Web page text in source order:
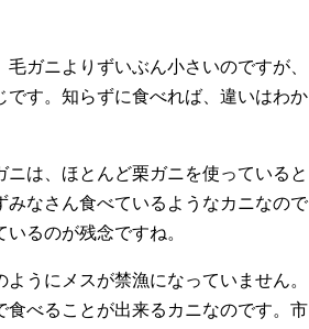
ガニよりずいぶん小さいのですが、
す。知らずに食べれば、違いはわか
は、ほとんど栗ガニを使っていると
みなさん食べているようなカニなので
るのが残念ですね。
うにメスが禁漁になっていません。
べることが出来るカニなのです。市